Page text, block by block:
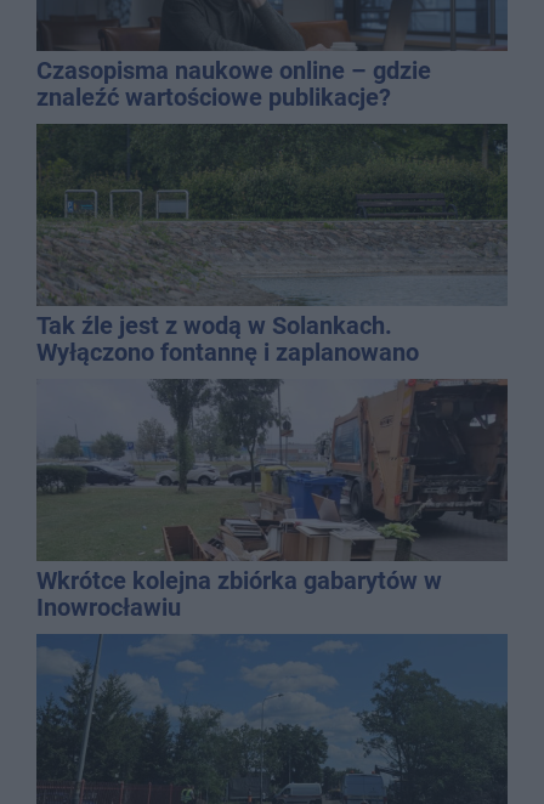
Czasopisma naukowe online – gdzie
znaleźć wartościowe publikacje?
Tak źle jest z wodą w Solankach.
Wyłączono fontannę i zaplanowano
Wkrótce kolejna zbiórka gabarytów w
Inowrocławiu